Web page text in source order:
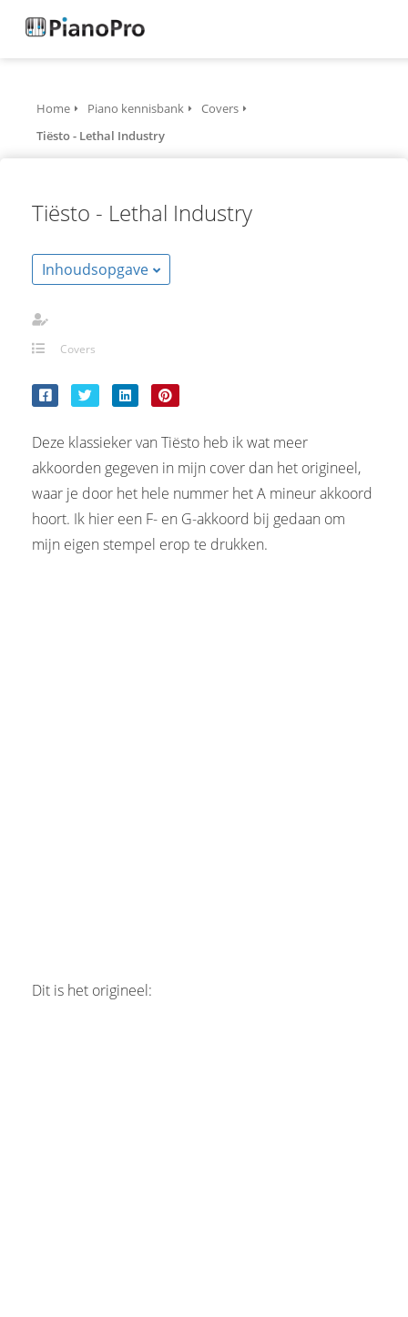
Home Piano kennisbank
Covers
Tiësto - Lethal Industry
Tiësto - Lethal Industry
Inhoudsopgave
Covers
Deze klassieker van Tiësto heb ik wat meer
akkoorden gegeven in mijn cover dan het origineel,
waar je door het hele nummer het A mineur akkoord
hoort. Ik hier een F- en G-akkoord bij gedaan om
mijn eigen stempel erop te drukken.
Dit is het origineel: